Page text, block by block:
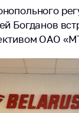
Богданов
ОАО